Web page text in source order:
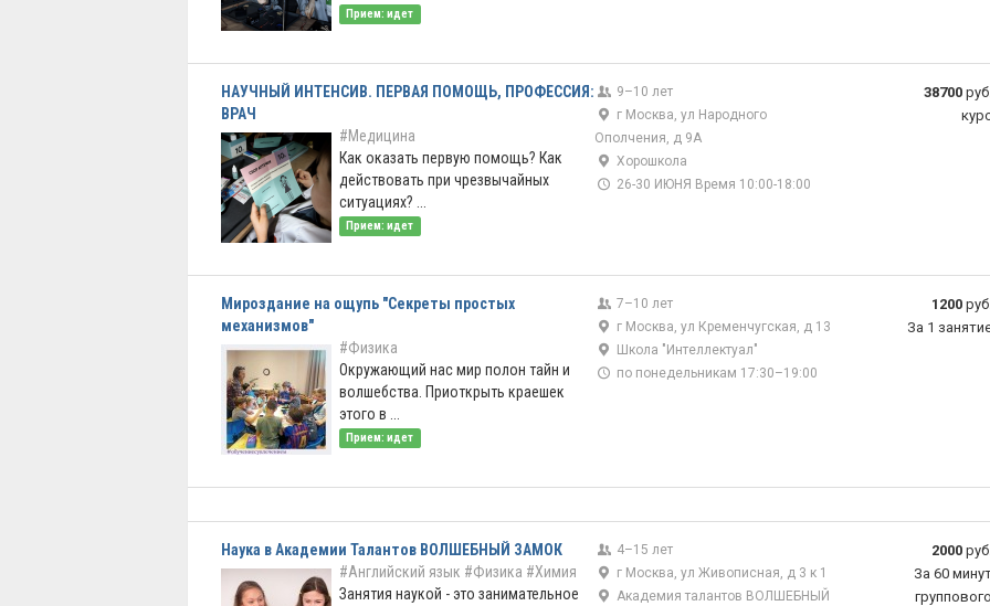
Прием: идет
НАУЧНЫЙ ИНТЕНСИВ. ПЕРВАЯ ПОМОЩЬ, ПРОФЕССИЯ:
ВРАЧ
#Медицина
Как оказать первую помощь? Как
действовать при чрезвычайных
ситуациях? ...
Прием: идет
9–10 лет
г Москва, ул Народного
Ополчения, д 9А
Хорошкола
26-30 ИЮНЯ Время 10:00-18:00
38700
Мироздание на ощупь "Секреты простых
механизмов"
#Физика
Окружающий нас мир полон тайн и
волшебства. Приоткрыть краешек
этого в ...
Прием: идет
7–10 лет
г Москва, ул Кременчугская, д 13
Школа "Интеллектуал"
по понедельникам 17:30–19:00
1200
За 1
Наука в Академии Талантов ВОЛШЕБНЫЙ ЗАМОК
#Английский язык #Физика #Химия
Занятия наукой - это занимательное
4–15 лет
г Москва, ул Живописная, д 3 к 1
Академия талантов ВОЛШЕБНЫЙ
2000
За 60
группового